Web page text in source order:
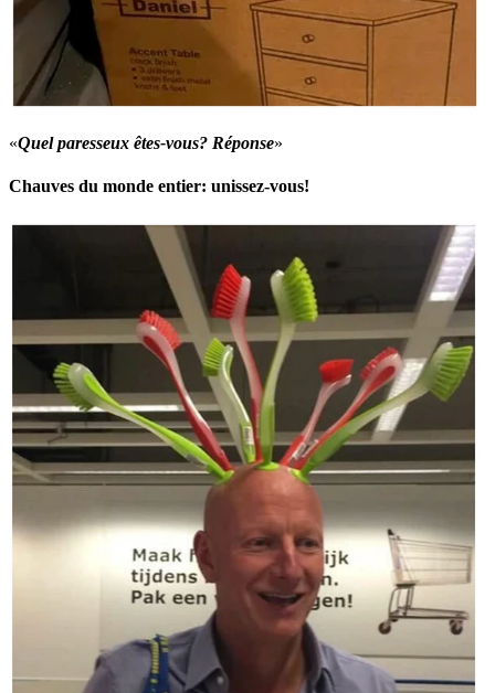
«Quel paresseux êtes-vous? Réponse»
Chauves du monde entier: unissez-vous!